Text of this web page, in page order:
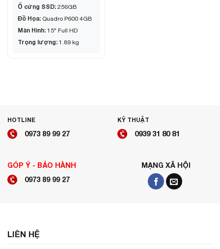
Ổ cứng SSD:256GB
Đồ Họa:Quadro P600 4GB
Màn Hình:15" Full HD
Trọng lượng:1.89 kg
HOTLINE
0973 89 99 27
KỸ THUẬT
0939 31 80 81
GÓP Ý - BẢO HÀNH
0973 89 99 27
MẠNG XÃ HỘI
LIÊN HỆ